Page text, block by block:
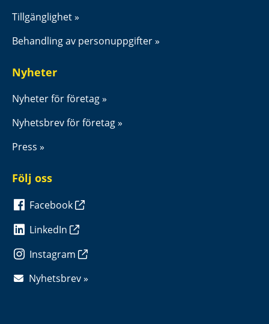
Tillgänglighet
Behandling av personuppgifter
Nyheter
Nyheter för företag
Nyhetsbrev för företag
Press
Följ oss
Facebook
LinkedIn
Instagram
Nyhetsbrev